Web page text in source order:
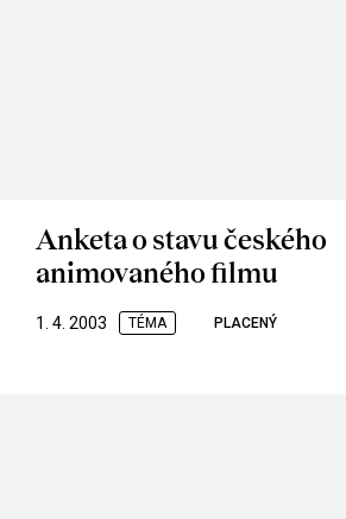
Anketa o stavu českého
animovaného filmu
1. 4. 2003 TÉMA PLACENÝ